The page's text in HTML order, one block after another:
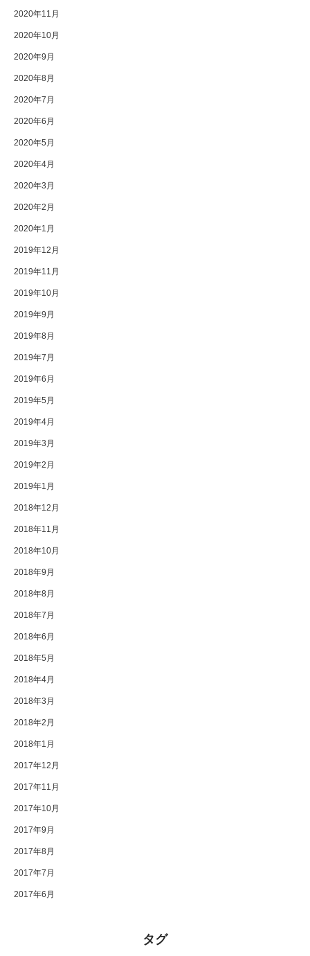
2020年11月
2020年10月
2020年9月
2020年8月
2020年7月
2020年6月
2020年5月
2020年4月
2020年3月
2020年2月
2020年1月
2019年12月
2019年11月
2019年10月
2019年9月
2019年8月
2019年7月
2019年6月
2019年5月
2019年4月
2019年3月
2019年2月
2019年1月
2018年12月
2018年11月
2018年10月
2018年9月
2018年8月
2018年7月
2018年6月
2018年5月
2018年4月
2018年3月
2018年2月
2018年1月
2017年12月
2017年11月
2017年10月
2017年9月
2017年8月
2017年7月
2017年6月
タグ